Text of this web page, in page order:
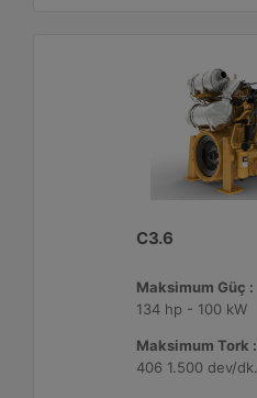
C3.6
Maksimum Güç :
134 hp - 100 kW
Maksimum Tork :